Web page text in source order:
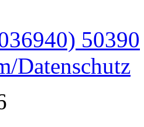
50390
Datenschutz